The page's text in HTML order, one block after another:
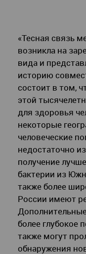
«Тесная связь
возникла на
вида и
историю
состоит в том,
этой
для здоровья
некоторые
человеческие
недостаточно
получение
бактерии из
также более
России имеют
более глубокое
также могут
обнаружения